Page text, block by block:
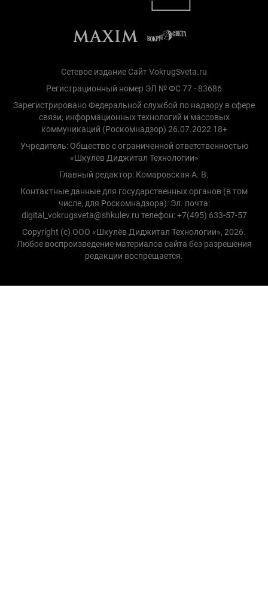
Сетевое издание Сайт VokrugSveta.ru
Регистрационный номер ЭЛ № ФС 77 - 83686
Зарегистрировано Федеральной службой по надзору в сфере
связи, информационных технологий и массовых
коммуникаций (Роскомнадзор) 26.07.2022 18+
Учредитель: Общество с ограниченной ответственностью
«Шкулёв Диджитал Технологии»
Главный редактор: Комаровская А. В.
Контактные данные для государственных органов (в том
числе, для Роскомнадзора): Эл. почта:
digital_vokrugsveta@shkulev.ru телефон: +7(495) 633-57-57
Copyright (с) ООО «Шкулёв Диджитал Технологии», 2026.
Любое воспроизведение материалов сайта без разрешения
редакции воспрещается.